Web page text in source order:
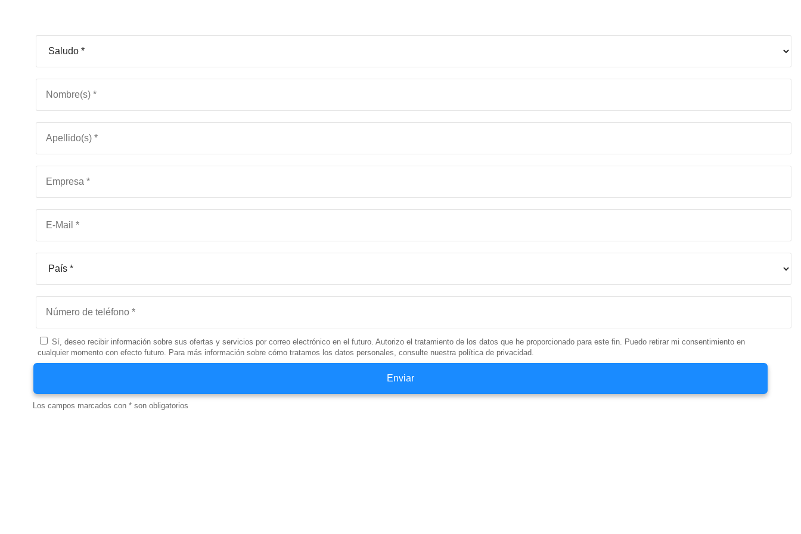
Sí, deseo recibir información sobre sus ofertas y servicios por correo electrónico en el futuro. Autorizo el tratamiento de los datos que he proporcionado para este fin. Puedo retirar mi consentimiento en
cualquier momento con efecto futuro. Para más información sobre cómo tratamos los datos personales, consulte nuestra política de privacidad.
Los campos marcados con * son obligatorios